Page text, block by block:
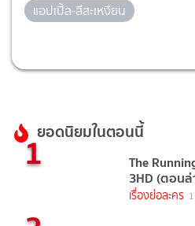
แอปเปิ้ล-สีสะเหงียน
ยอดนิยมในตอนนี้
1 The
3HD (ตอน
เรื่องย่อละคร